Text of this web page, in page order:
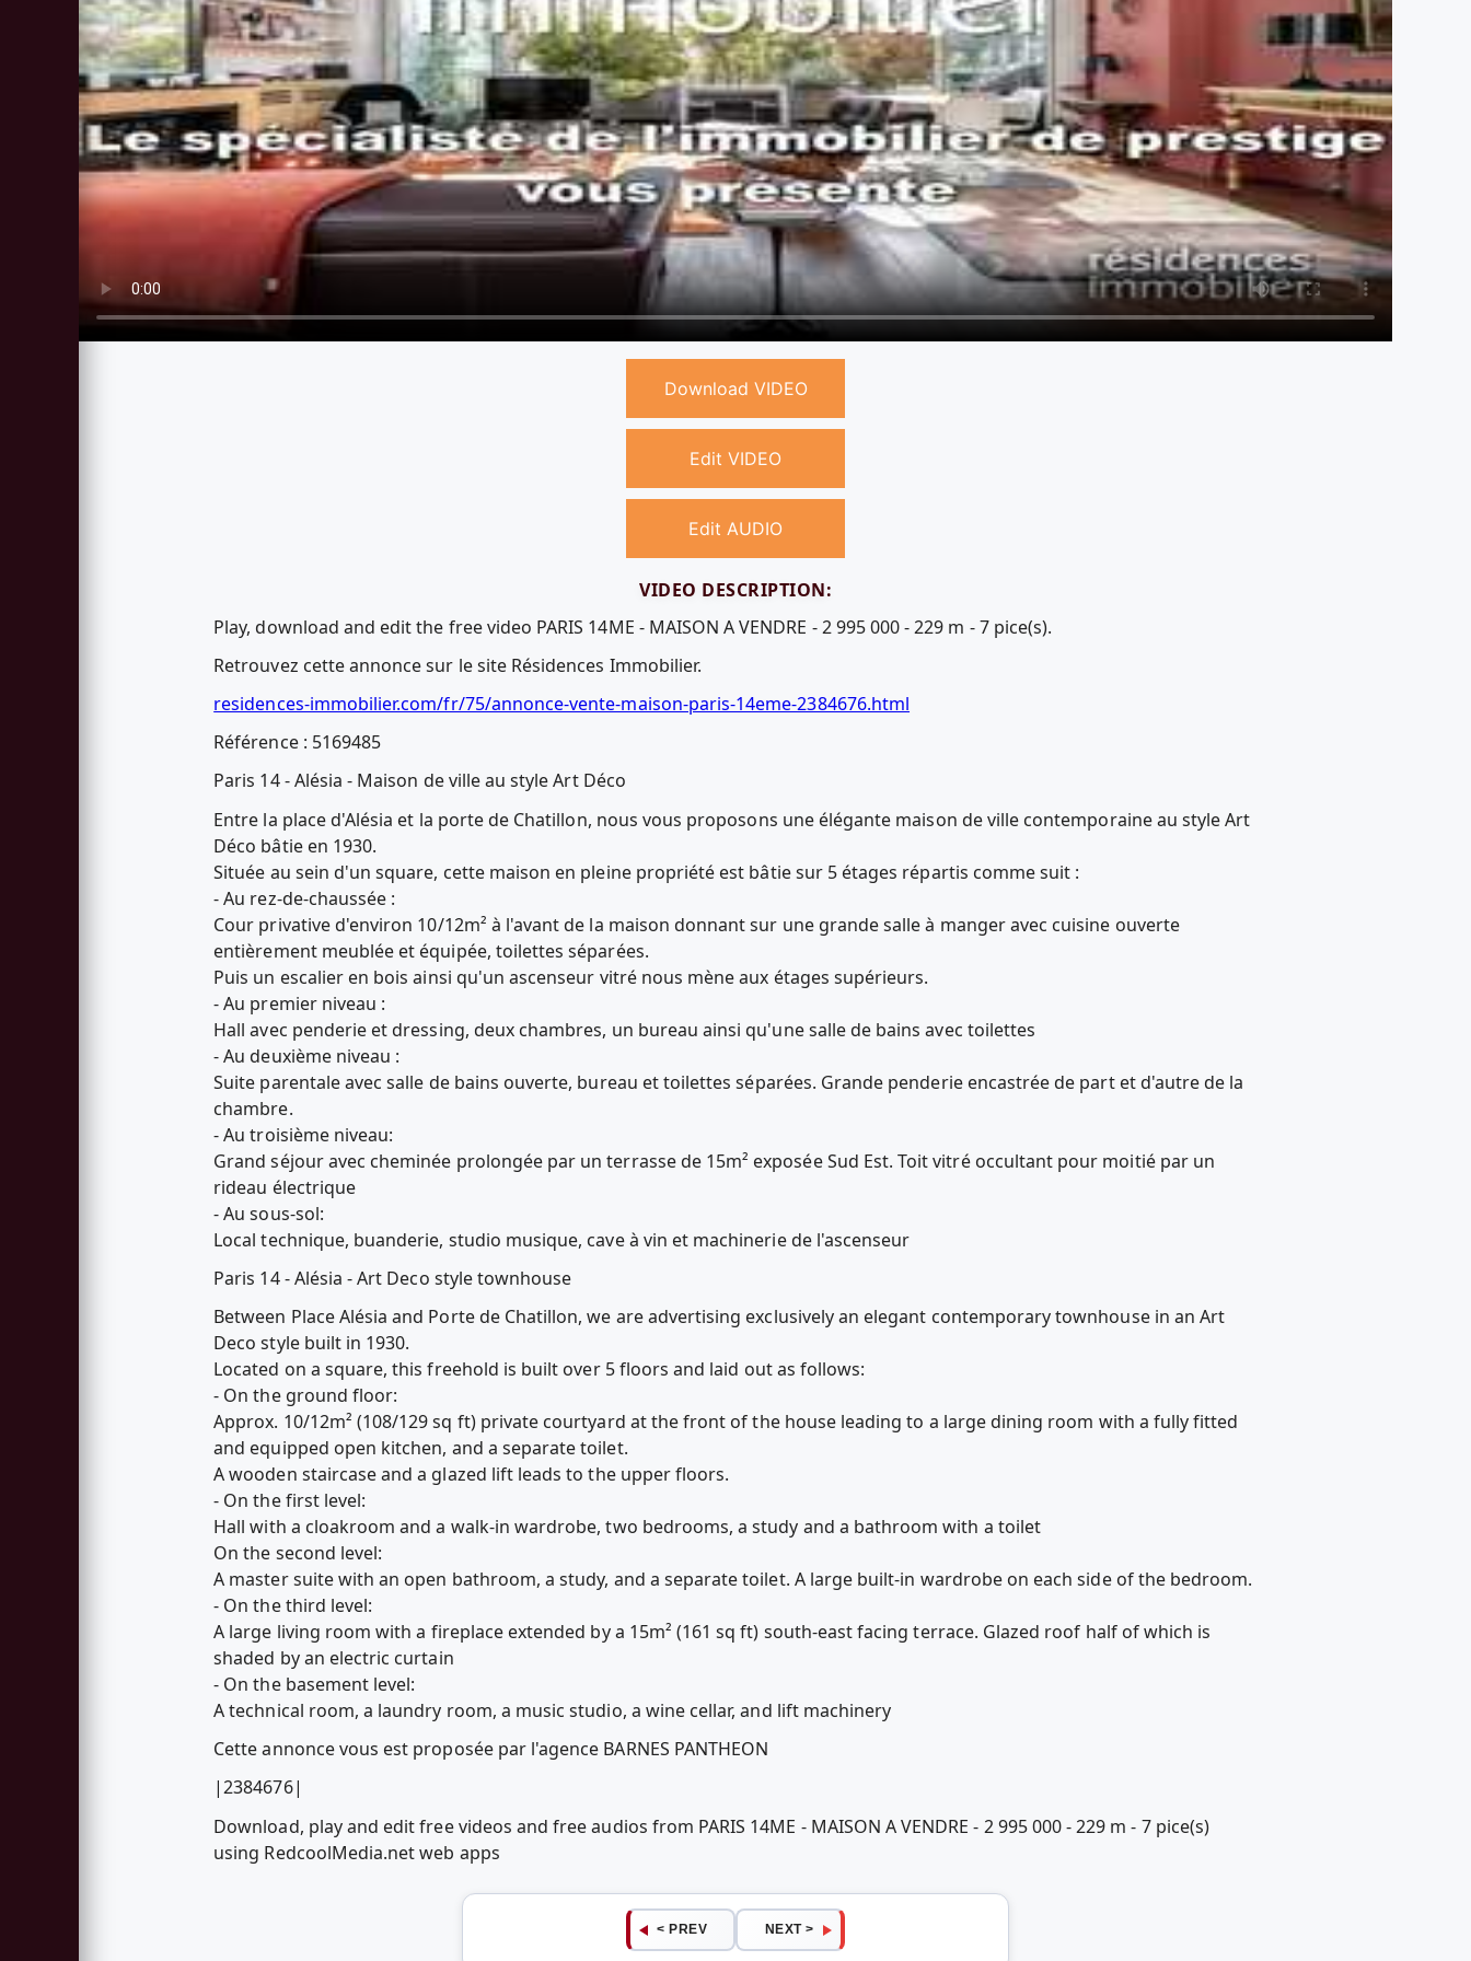
Download VIDEO
Edit VIDEO
Edit AUDIO
VIDEO DESCRIPTION:
Play, download and edit the free video PARIS 14ME - MAISON A VENDRE - 2 995 000 - 229 m - 7 pice(s).
Retrouvez cette annonce sur le site Résidences Immobilier.
residences-immobilier.com/fr/75/annonce-vente-maison-paris-14eme-2384676.html
Référence : 5169485
Paris 14 - Alésia - Maison de ville au style Art Déco
Entre la place d'Alésia et la porte de Chatillon, nous vous proposons une élégante maison de ville contemporaine au style Art
Déco bâtie en 1930.
Située au sein d'un square, cette maison en pleine propriété est bâtie sur 5 étages répartis comme suit :
- Au rez-de-chaussée :
Cour privative d'environ 10/12m² à l'avant de la maison donnant sur une grande salle à manger avec cuisine ouverte
entièrement meublée et équipée, toilettes séparées.
Puis un escalier en bois ainsi qu'un ascenseur vitré nous mène aux étages supérieurs.
- Au premier niveau :
Hall avec penderie et dressing, deux chambres, un bureau ainsi qu'une salle de bains avec toilettes
- Au deuxième niveau :
Suite parentale avec salle de bains ouverte, bureau et toilettes séparées. Grande penderie encastrée de part et d'autre de la
chambre.
- Au troisième niveau:
Grand séjour avec cheminée prolongée par un terrasse de 15m² exposée Sud Est. Toit vitré occultant pour moitié par un
rideau électrique
- Au sous-sol:
Local technique, buanderie, studio musique, cave à vin et machinerie de l'ascenseur
Paris 14 - Alésia - Art Deco style townhouse
Between Place Alésia and Porte de Chatillon, we are advertising exclusively an elegant contemporary townhouse in an Art
Deco style built in 1930.
Located on a square, this freehold is built over 5 floors and laid out as follows:
- On the ground floor:
Approx. 10/12m² (108/129 sq ft) private courtyard at the front of the house leading to a large dining room with a fully fitted
and equipped open kitchen, and a separate toilet.
A wooden staircase and a glazed lift leads to the upper floors.
- On the first level:
Hall with a cloakroom and a walk-in wardrobe, two bedrooms, a study and a bathroom with a toilet
On the second level:
A master suite with an open bathroom, a study, and a separate toilet. A large built-in wardrobe on each side of the bedroom.
- On the third level:
A large living room with a fireplace extended by a 15m² (161 sq ft) south-east facing terrace. Glazed roof half of which is
shaded by an electric curtain
- On the basement level:
A technical room, a laundry room, a music studio, a wine cellar, and lift machinery
Cette annonce vous est proposée par l'agence BARNES PANTHEON
|2384676|
Download, play and edit free videos and free audios from PARIS 14ME - MAISON A VENDRE - 2 995 000 - 229 m - 7 pice(s)
using RedcoolMedia.net web apps
< PREV NEXT >